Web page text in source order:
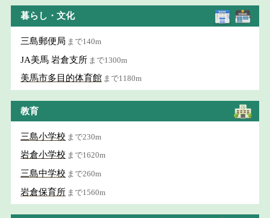
暮らし・文化
三島郵便局 まで140m
JA美馬 岩倉支所 まで1300m
美馬市多目的体育館 まで1180m
教育
三島小学校 まで230m
岩倉小学校 まで1620m
三島中学校 まで260m
岩倉保育所 まで1560m